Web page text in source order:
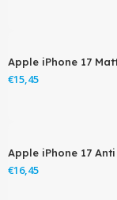
Apple iPhone 17
€
Apple iPhone 17
€